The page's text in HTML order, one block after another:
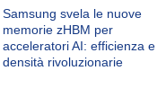
Samsung svela le nuove
memorie zHBM per
acceleratori AI: efficienza e
densità rivoluzionarie